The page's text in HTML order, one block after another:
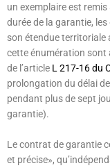
un exemplaire est
durée de la garantie,
son étendue territoriale
cette énumération sont
de l’article L 217-16 du
prolongation du délai
pendant plus de sept
garantie).
Le contrat de garantie
et précise»,